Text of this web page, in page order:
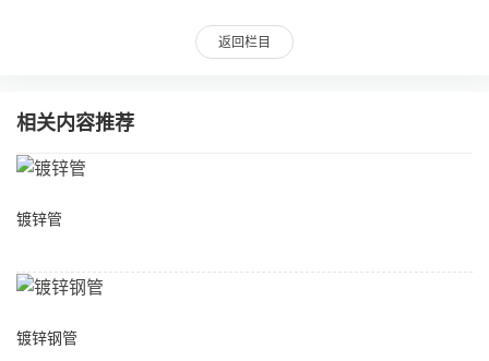
返回栏目
相关内容推荐
镀锌管
镀锌钢管